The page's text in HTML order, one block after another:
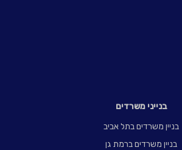
בנייני משרדים
בניין משרדים בתל אביב
בניין משרדים ברמת גן